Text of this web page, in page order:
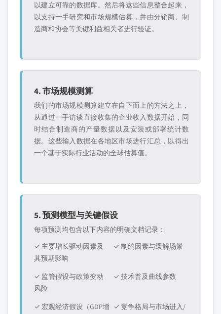
以建立可靠的数据库。然后将这些信息整合起来，
以支持一手研究和市场规模估算，并由分销商、制
造商和协会等关键利益相关者进行验证。
4. 市场规模测算
我们的市场规模测算建立在自下而上的方法之上，
从通过一手访谈直接收集的企业收入数据开始，同
时结合制造商的产量数据以及安装或部署统计数
据。这些输入数据在各地区市场进行汇总，以得出
一个基于实际行业活动的全球估算值。
5. 预测模型与关键假设
每项预测均包含以下内容的明确文档记录：
✓ 主要增长驱动因素及
其预期影响
✓ 制约因素与缓解场景
✓ 监管假设与政策变动
风险
✓ 技术普及曲线参数
✓ 宏观经济假设（GDP增 ✓ 竞争格局与市场进入/